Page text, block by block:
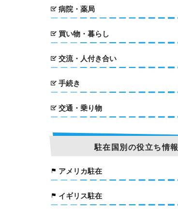
病院・薬局
買い物・暮らし
交流・人付き合い
手続き
交通・乗り物
駐在国別の役立ち情報
アメリカ駐在
イギリス駐在